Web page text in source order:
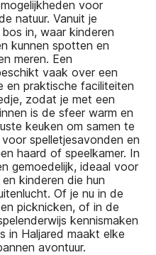
voor
natuur. Vanuit je
in, waar kinderen
kunnen spotten en
meren. Een
vaak over een
en praktische faciliteiten
zodat je met een
is de sfeer warm en
keuken om samen te
spelletjesavonden en
haard of speelkamer. In
gemoedelijk, ideaal voor
kinderen die hun
Of je nu in de
picknicken, of in de
kennismaken
in Haljared maakt elke
avontuur.